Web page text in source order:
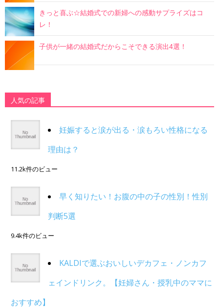
きっと喜ぶ☆結婚式での新婦への感動サプライズはコ
レ！
子供が一緒の結婚式だからこそできる演出4選！
人気の記事
妊娠すると涙が出る・涙もろい性格になる
理由は？
11.2k件のビュー
早く知りたい！お腹の中の子の性別！性別
判断5選
9.4k件のビュー
KALDIで選ぶおいしいデカフェ・ノンカフ
ェインドリンク。【妊婦さん・授乳中のママに
おすすめ】